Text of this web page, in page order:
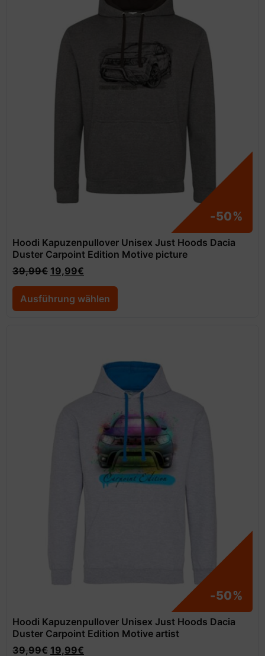
-50%
Hoodi Kapuzenpullover Unisex Just Hoods Dacia
Duster Carpoint Edition Motive picture
39,99€ 19,99€
Ausführung wählen
-50%
Hoodi Kapuzenpullover Unisex Just Hoods Dacia
Duster Carpoint Edition Motive artist
39,99€ 19,99€